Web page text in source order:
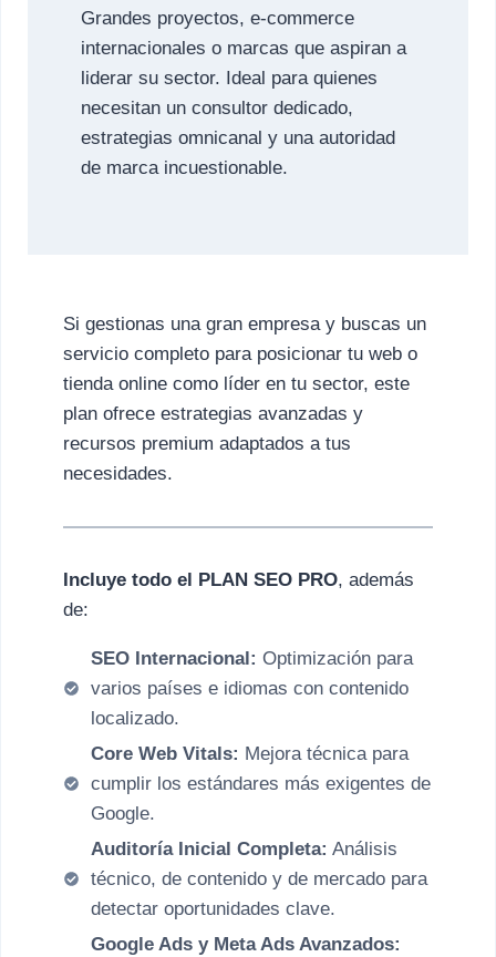
Grandes proyectos, e-commerce
internacionales o marcas que aspiran a
liderar su sector. Ideal para quienes
necesitan un consultor dedicado,
estrategias omnicanal y una autoridad
de marca incuestionable.
Si gestionas una gran empresa y buscas un
servicio completo para posicionar tu web o
tienda online como líder en tu sector, este
plan ofrece estrategias avanzadas y
recursos premium adaptados a tus
necesidades.
Incluye todo el PLAN SEO PRO, además
de:
SEO Internacional: Optimización para
varios países e idiomas con contenido
localizado.
Core Web Vitals: Mejora técnica para
cumplir los estándares más exigentes de
Google.
Auditoría Inicial Completa: Análisis
técnico, de contenido y de mercado para
detectar oportunidades clave.
Google Ads y Meta Ads Avanzados: